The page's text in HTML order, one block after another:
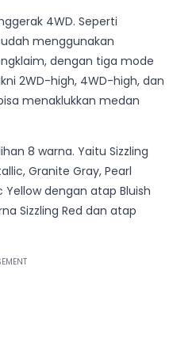
4WD. Seperti
menggunakan
dengan tiga mode
2WD-high, 4WD-high, dan
menaklukkan medan
8 warna. Yaitu Sizzling
Granite Gray, Pearl
Yellow dengan atap Bluish
Sizzling Red dan atap